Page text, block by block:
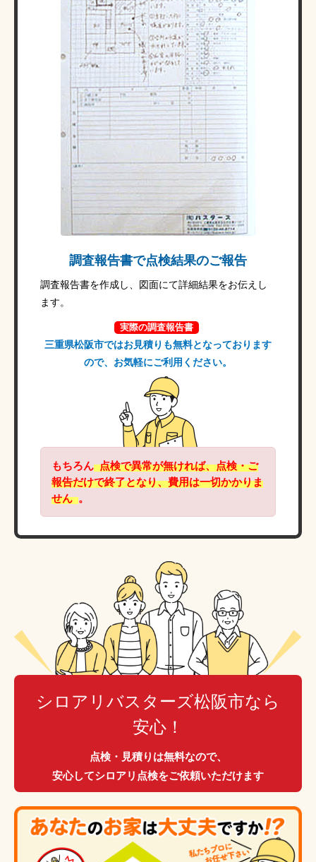
調査報告書で点検結果のご報告
調査報告書を作成し、図面にて詳細結果をお伝えし
ます。
実際の調査報告書
三重県松阪市ではお見積りも無料となっております
ので、お気軽にご利用ください。
もちろん 点検で異常が無ければ、点検・ご
報告だけで終了となり、費用は一切かかりま
せん 。
シロアリバスターズ松阪市なら
安心！
点検・見積りは無料なので、
安心してシロアリ点検をご依頼いただけます